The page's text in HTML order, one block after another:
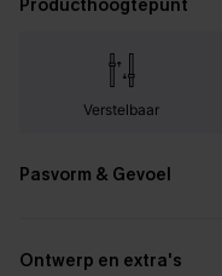
Producthoogtepunt
Verstelbaar
Pasvorm & Gevoel
Ontwerp en extra's